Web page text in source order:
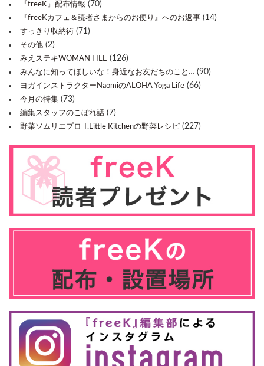
『freeK』配布情報 (70)
『freeKカフェ＆読者さまからのお便り』へのお返事 (14)
すっきり収納術 (71)
その他 (2)
みえステキWOMAN FILE (126)
みんなに知ってほしいな！身近なお友だちのこと… (90)
ヨガインストラクターNaomiのALOHA Yoga Life (66)
今月の特集 (73)
編集スタッフのこぼれ話 (7)
野菜ソムリエプロ T.Little Kitchenの野菜レシピ (227)